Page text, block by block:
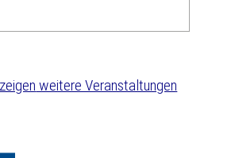
weitere Veranstaltungen